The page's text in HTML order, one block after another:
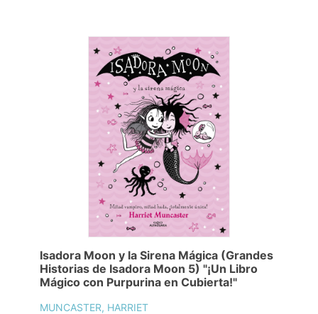
Isadora Moon y la Sirena Mágica (Grandes
Historias de Isadora Moon 5) "¡Un Libro
Mágico con Purpurina en Cubierta!"
MUNCASTER, HARRIET